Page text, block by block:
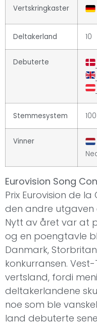
Vertskringkaster
Deltakerland 10
Debuterte
Stemmesystem
Vinner
Eurovision Song
Prix Eurovision de
den andre utgaven
Nytt av året var at
og en poengtavle
Danmark,
konkurransen.
vertsland, fordi
deltakerlandene
noe som ble
land debuterte